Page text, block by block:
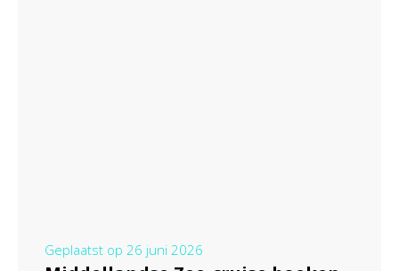
Geplaatst op 26 juni 2026